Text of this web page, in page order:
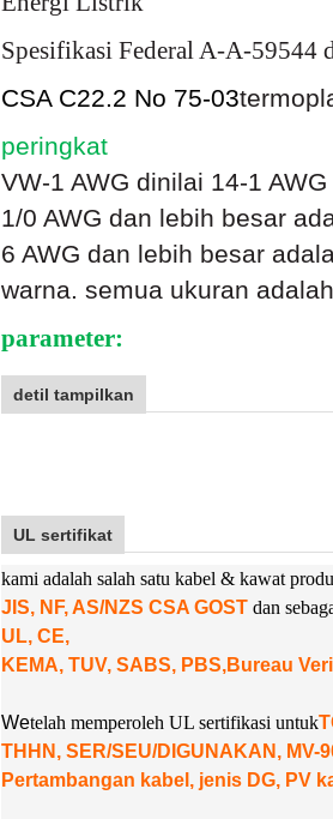
Spesifikasi Federal A-A-59544
CSA C22.2 No 75-03
peringkat
VW-1 AWG dinilai 14-1 AWG
1/0 AWG dan lebih besar
6 AWG dan lebih besar
warna. semua ukuran
parameter:
detil tampilkan
UL sertifikat
kami adalah salah satu kabel & kawat
JIS, NF, AS/NZS CSA GOST dan
UL, CE,
KEMA, TUV, SABS, PBS,Bureau
Wetelah memperoleh UL sertifikasi untuk
THHN, SER/SEU/DIGUNAKAN, MV-
Pertambangan kabel, jenis DG, PV